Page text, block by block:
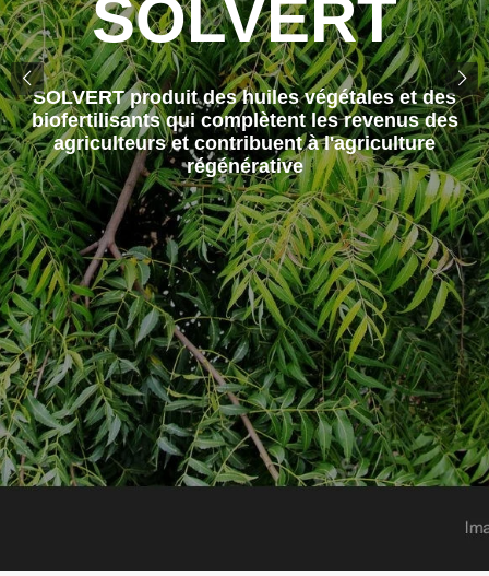
SOLVERT
SOLVERT produit des huiles végétales et des
biofertilisants qui complètent les revenus des
agriculteurs et contribuent à l'agriculture
régénérative